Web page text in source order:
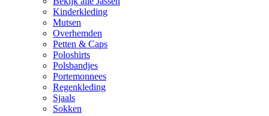
Kinderkleding
Mutsen
Overhemden
Petten & Caps
Poloshirts
Polsbandjes
Portemonnees
Regenkleding
Sjaals
Sokken